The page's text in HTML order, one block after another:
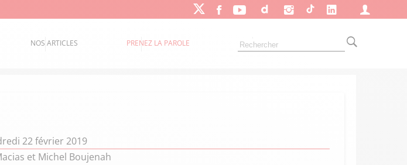
NOS ARTICLES PRENEZ LA PAROLE
22 février 2019
et Michel Boujenah